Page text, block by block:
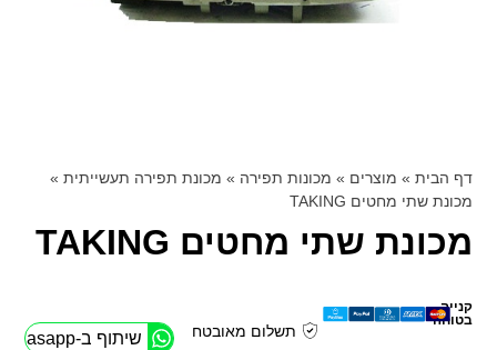
דף הבית » מוצרים » מכונות תפירה » מכונת תפירה תעשייתית »
מכונת שתי מחטים TAKING
מכונת שתי מחטים TAKING
קנייה
בטוחה
תשלום מאובטח
שיתוף ב-Whasapp